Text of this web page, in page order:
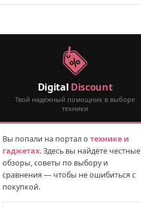
Digital Discount
Твой надёжный помощник в выборе
техники
Вы попали на портал о технике и
гаджетах. Здесь вы найдёте честные
обзоры, советы по выбору и
сравнения — чтобы не ошибиться с
покупкой.